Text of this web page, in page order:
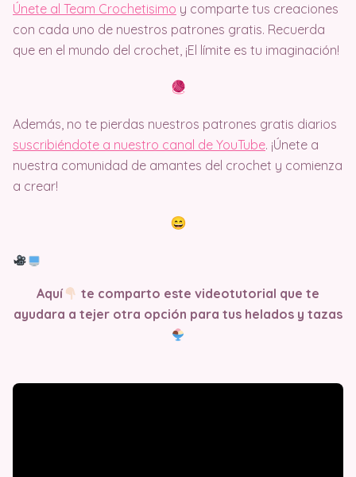
Únete al Team Crochetisimo y comparte tus creaciones
con cada uno de nuestros patrones gratis. Recuerda
que en el mundo del crochet, ¡El límite es tu imaginación!
Además, no te pierdas nuestros patrones gratis diarios
suscribiéndote a nuestro canal de YouTube. ¡Únete a
nuestra comunidad de amantes del crochet y comienza
a crear!
Aquí
te comparto este videotutorial que te
ayudara a tejer otra opción para tus helados y tazas